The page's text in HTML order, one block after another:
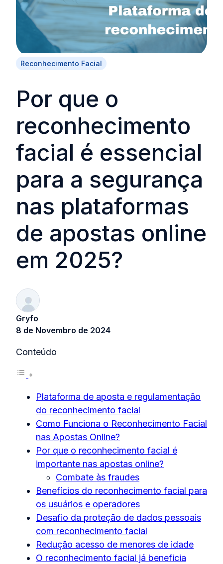
Reconhecimento Facial
Por que o
reconhecimento
facial é essencial
para a segurança
nas plataformas
de apostas online
em 2025?
Gryfo
8 de Novembro de 2024
Conteúdo
Plataforma de aposta e regulamentação
do reconhecimento facial
Como Funciona o Reconhecimento Facial
nas Apostas Online?
Por que o reconhecimento facial é
importante nas apostas online?
Combate às fraudes
Benefícios do reconhecimento facial para
os usuários e operadores
Desafio da proteção de dados pessoais
com reconhecimento facial
Redução acesso de menores de idade
O reconhecimento facial já beneficia